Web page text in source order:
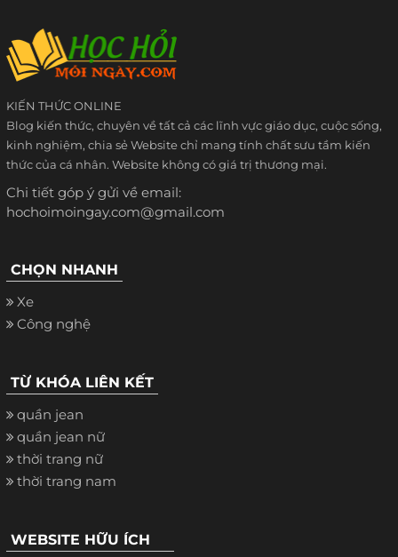
KIẾN THỨC ONLINE
Blog kiến thức, chuyên về tất cả các lĩnh vực giáo dục, cuộc sống,
kinh nghiệm, chia sẻ Website chỉ mang tính chất sưu tầm kiến
thức của cá nhân. Website không có giá trị thương mại.
Chi tiết góp ý gửi về email:
hochoimoingay.com@gmail.com
CHỌN NHANH
Xe
Công nghệ
TỪ KHÓA LIÊN KẾT
quần jean
quần jean nữ
thời trang nữ
thời trang nam
WEBSITE HỮU ÍCH